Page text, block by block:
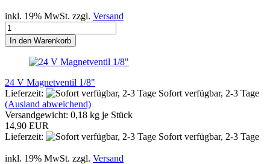
inkl. 19% MwSt. zzgl. Versand
In den Warenkorb
24 V Magnetventil 1/8"
Lieferzeit:
Sofort verfügbar, 2-3 Tage
(Ausland abweichend)
Versandgewicht: 0,18 kg je Stück
14,90 EUR
Lieferzeit:
Sofort verfügbar, 2-3 Tage
inkl. 19% MwSt. zzgl. Versand